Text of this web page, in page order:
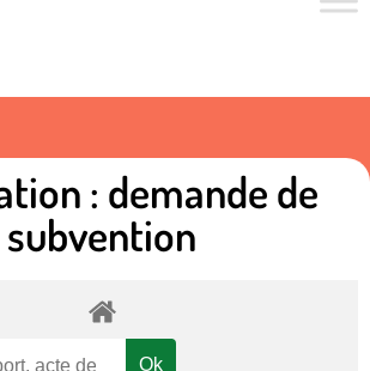
: demande de
subvention